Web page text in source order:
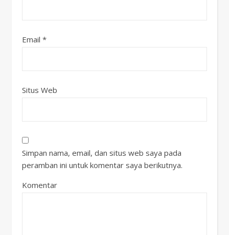
Email *
Situs Web
Simpan nama, email, dan situs web saya pada
peramban ini untuk komentar saya berikutnya.
Komentar